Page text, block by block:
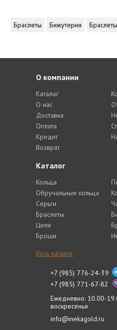
Браслеты Бижутерия Браслеты
Каталог
Кольца
Обручальные кольца
Серьги
Браслеты
Цепи
Броши
Весь каталог
О компании
Каталог
О нас
Доставка
Оплата
Кредит
Возврат
+7 (985) 776-24-39
+7 (985) 771-67-82
Ежедневно: 10.00-
воскресенья
info@inekagold.ru